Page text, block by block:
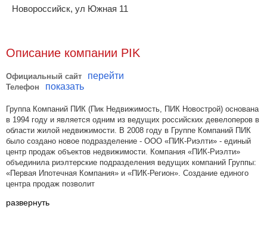
Новороссийск, ул Южная 11
Описание компании PIK
Официальный сайт перейти
Телефон показать
Группа Компаний ПИК (Пик Недвижимость, ПИК Новострой) основана
в 1994 году и является одним из ведущих российских девелоперов в
области жилой недвижимости. В 2008 году в Группе Компаний ПИК
было создано новое подразделение - ООО «ПИК-Риэлти» - единый
центр продаж объектов недвижимости. Компания «ПИК-Риэлти»
объединила риэлтерские подразделения ведущих компаний Группы:
«Первая Ипотечная Компания» и «ПИК-Регион». Создание единого
центра продаж позволит
развернуть